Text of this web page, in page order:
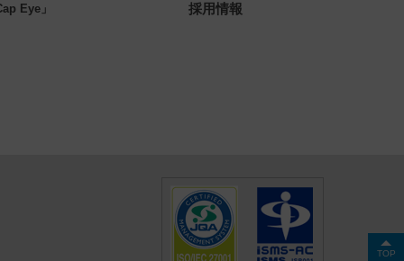
TOP
Eye」 採用情報